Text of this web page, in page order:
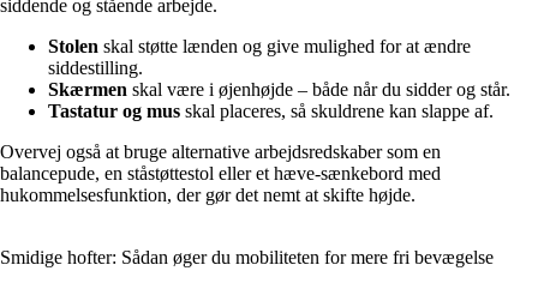
siddende og stående arbejde.
Stolen skal støtte lænden og give mulighed for at ændre
siddestilling.
Skærmen skal være i øjenhøjde – både når du sidder og står.
Tastatur og mus skal placeres, så skuldrene kan slappe af.
Overvej også at bruge alternative arbejdsredskaber som en
balancepude, en ståstøttestol eller et hæve-sænkebord med
hukommelsesfunktion, der gør det nemt at skifte højde.
Smidige hofter: Sådan øger du mobiliteten for mere fri bevægelse